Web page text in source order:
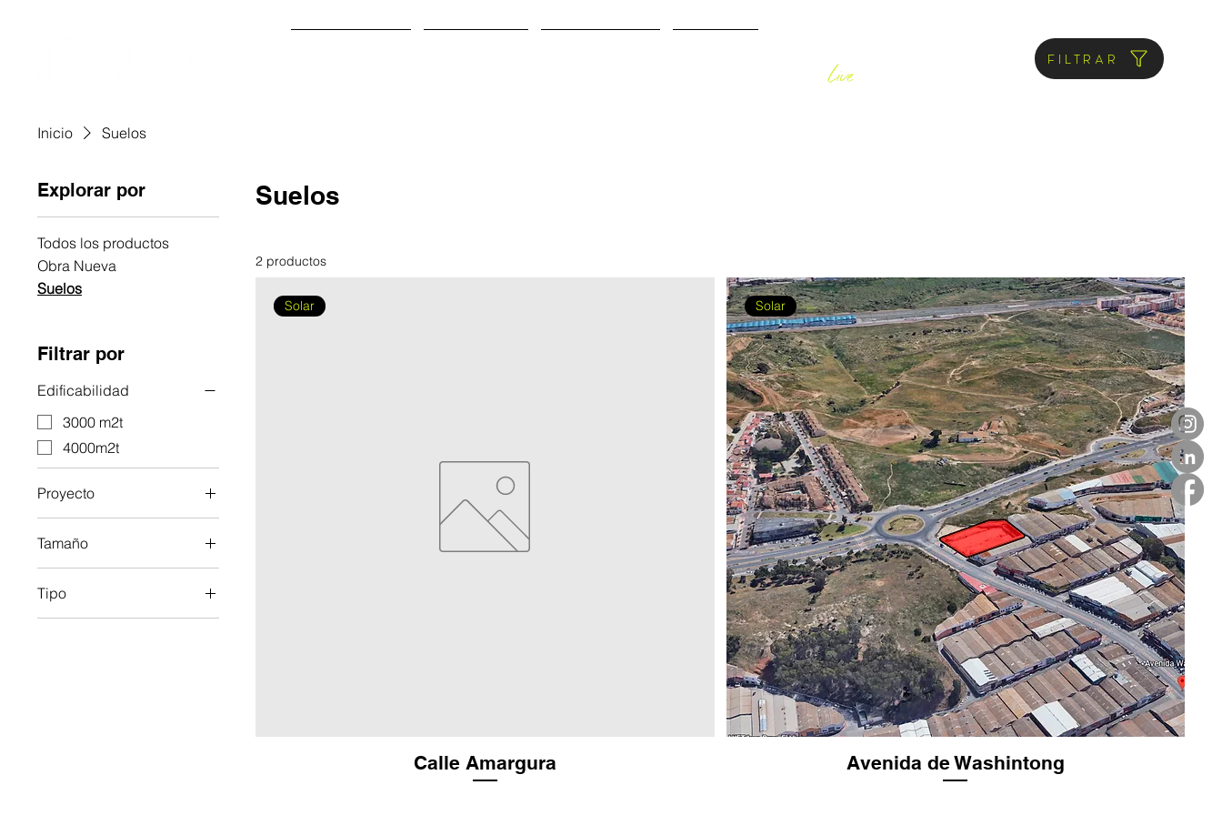
Live Filtrar
Inicio Suelos
Explorar por
Todos los productos
Obra Nueva
Suelos
Filtrar por
Edificabilidad
3000 m2t
4000m2t
Proyecto
sí
Tamaño
550 m2
700 m2
Tipo
Suelo Comercial -
Suelos
2 productos
Solar
Calle Amargura
Solar
Avenida de Washintong